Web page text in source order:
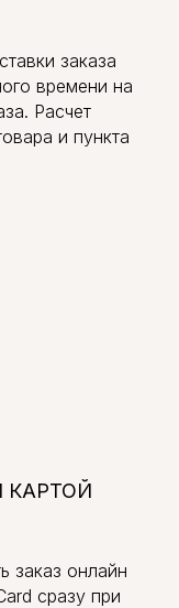
заказа
времени на
Расчет
и пункта
КАРТОЙ
заказ онлайн
сразу при